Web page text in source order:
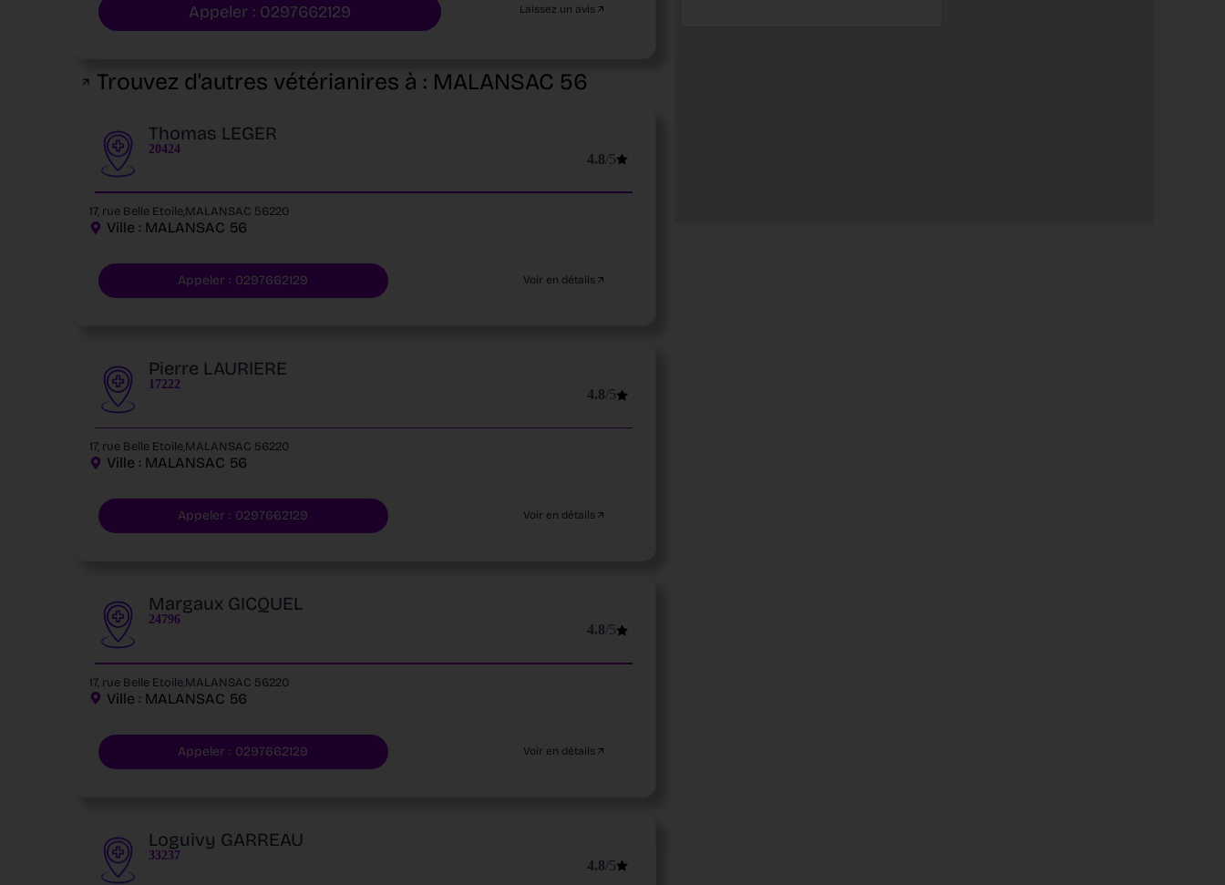
Appeler : 0297662129 Laissez un avis
Trouvez d'autres vétérianires à : MALANSAC 56
Thomas LEGER
20424
4.8/5
17, rue Belle Etoile,MALANSAC 56220
Ville : MALANSAC 56
Appeler : 0297662129 Voir en détails
Pierre LAURIERE
17222
4.8/5
17, rue Belle Etoile,MALANSAC 56220
Ville : MALANSAC 56
Appeler : 0297662129 Voir en détails
Margaux GICQUEL
24796
4.8/5
17, rue Belle Etoile,MALANSAC 56220
Ville : MALANSAC 56
Appeler : 0297662129 Voir en détails
Loguivy GARREAU
33237
4.8/5